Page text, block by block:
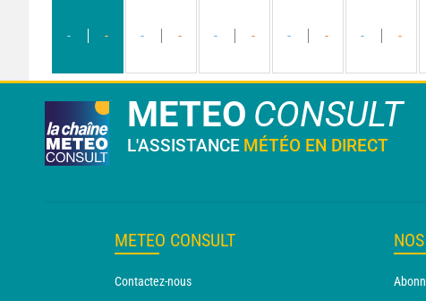
- - - - - - - - - -
METEO CONSULT
L'ASSISTANCE MÉTÉO EN DIRECT
METEO CONSULT
Contactez-nous